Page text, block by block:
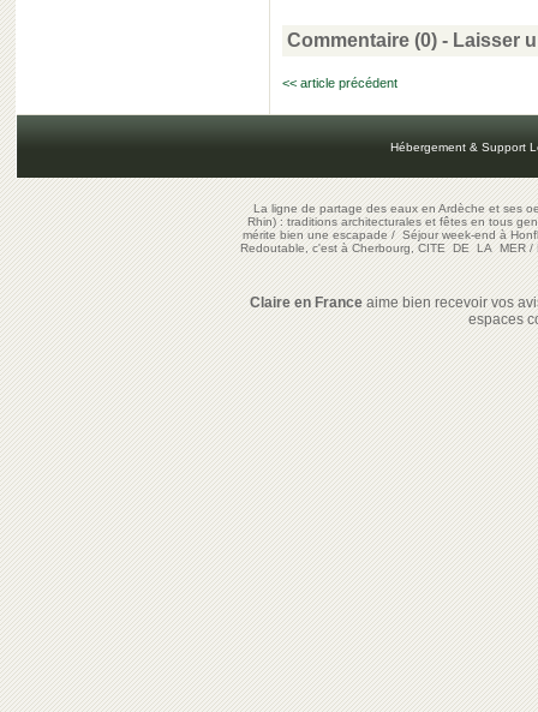
Commentaire (0) - Laisser
<< article précédent
Hébergement & Support
La ligne de partage des eaux en Ardèche et ses
Rhin) : traditions architecturales et fêtes en tous
mérite bien une escapade/Séjour week-end à
Redoutable, c'est à Cherbourg, CITE DE LA MER/
Claire en Franceaime bien recevoir vos
espaces